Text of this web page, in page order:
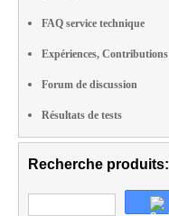
FAQ service technique
Expériences, Contributions
Forum de discussion
Résultats de tests
Recherche produits: